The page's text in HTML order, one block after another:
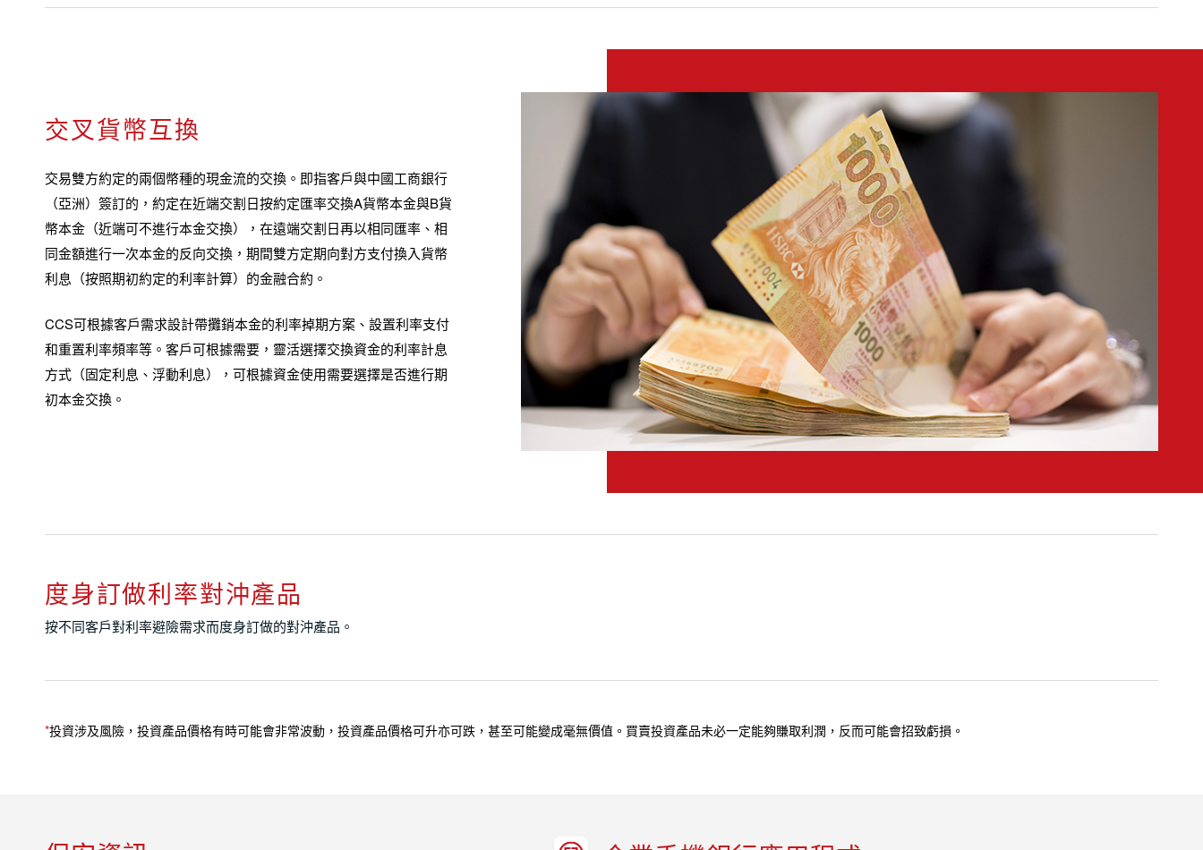
交叉貨幣互換
交易雙方約定的兩個幣種的現金流的交換。即指客戶與中國工商銀行
（亞洲）簽訂的，約定在近端交割日按約定匯率交換A貨幣本金與B貨
幣本金（近端可不進行本金交換），在遠端交割日再以相同匯率、相
同金額進行一次本金的反向交換，期間雙方定期向對方支付換入貨幣
利息（按照期初約定的利率計算）的金融合約。
CCS可根據客戶需求設計帶攤銷本金的利率掉期方案、設置利率支付
和重置利率頻率等。客戶可根據需要，靈活選擇交換資金的利率計息
方式（固定利息、浮動利息），可根據資金使用需要選擇是否進行期
初本金交換。
度身訂做利率對沖產品
按不同客戶對利率避險需求而度身訂做的對沖產品。
*投資涉及風險，投資產品價格有時可能會非常波動，投資產品價格可升亦可跌，甚至可能變成毫無價值。買賣投資產品未必一定能夠賺取利潤，反而可能會招致虧損。